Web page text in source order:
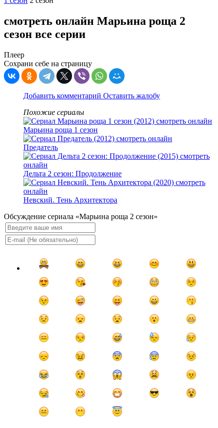
смотреть онлайн Марьина роща 2
сезон все серии
Плеер
Сохрани себе на страницу
Добавить комментарий Оставить жалобу
Похожие сериалы
Марьина роща 1 сезон
Предатель
Дельта 2 сезон: Продолжение
Невский. Тень Архитектора
Обсуждение сериала «Марьина роща 2 сезон»